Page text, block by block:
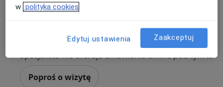
Tadeusza Kościuszki 63, Chorzów
Konsultacja psychologiczna online
Specjalista nie oferuje umawiania online pod tym adresem.
Poproś o wizytę
w polityka cookies
Edytuj ustawienia Zaakceptuj